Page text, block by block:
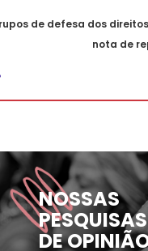
de defesa dos
nota de
NOSSAS
PESQUISAS
DE